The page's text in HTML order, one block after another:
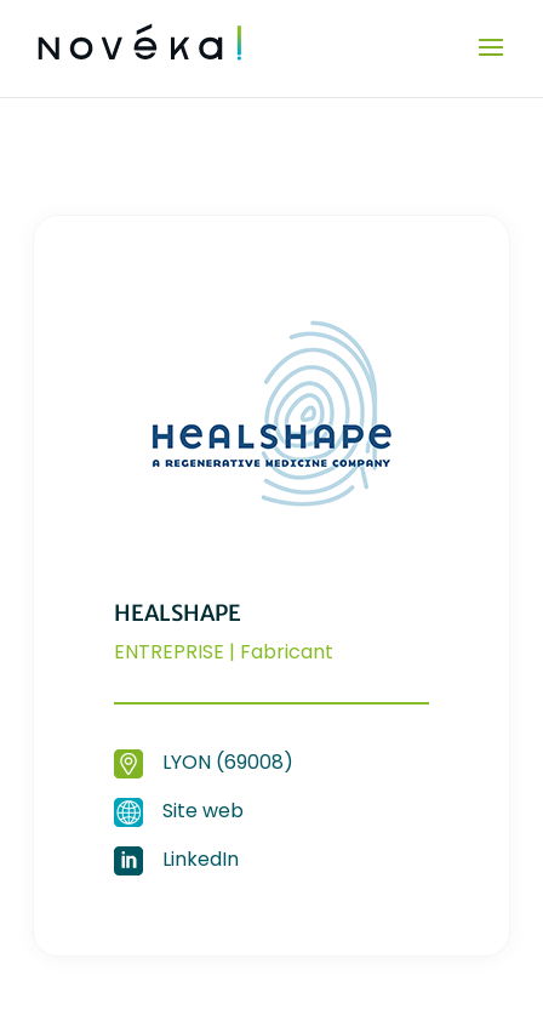
HEALSHAPE
ENTREPRISE | Fabricant
LYON (69008)
Site web
LinkedIn